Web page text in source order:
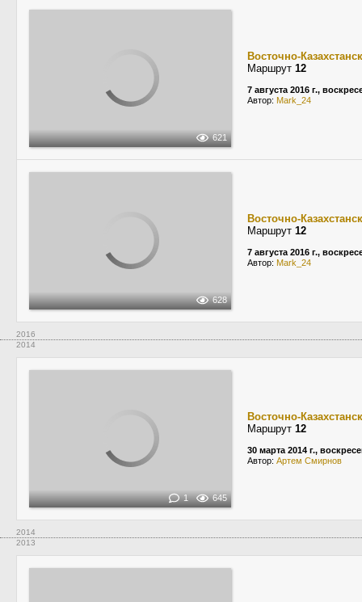
621
Восточно-
Маршрут 12
7 августа 2016 г.,
Автор: Mark_24
628
Восточно-
Маршрут 12
7 августа 2016 г.,
Автор: Mark_24
2016
2014
1 645
Восточно-
Маршрут 12
30 марта 2014 г.,
Автор: Apтем Cмирнов
2014
2013